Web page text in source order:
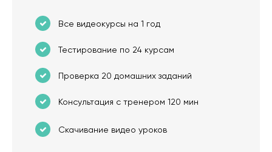
Все видеокурсы на 1 год
Тестирование по 24 курсам
Проверка 20 домашних заданий
Консультация с тренером 120 мин
Скачивание видео уроков